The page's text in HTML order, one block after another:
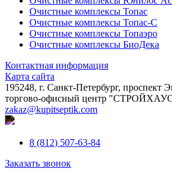
Очистные комплексы Топас
Очистные комплексы Топас-С
Очистные комплексы Топаэро
Очистные комплексы БиоДека
Контактная информация
Карта сайта
195248, г. Санкт-Петербург, проспект
торгово-офисный центр
zakaz@kupitseptik.com
8 (812) 507-63-84
Заказать звонок